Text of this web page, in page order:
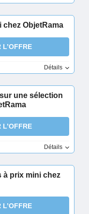
chez ObjetRama
L’OFFRE
Détails
une sélection
L’OFFRE
Détails
à prix mini chez
L’OFFRE